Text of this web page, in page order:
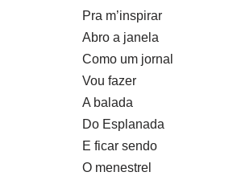
Pra m’inspirar
Abro a janela
Como um jornal
Vou fazer
A balada
Do Esplanada
E ficar sendo
O menestrel